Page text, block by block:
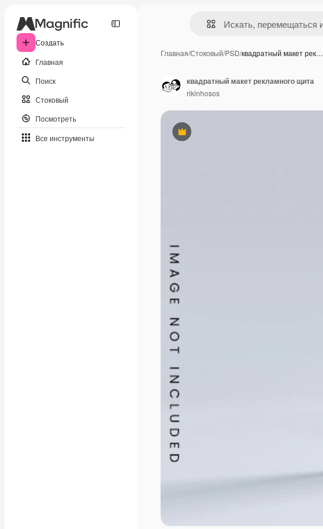
Создать
Главная
Поиск
Стоковый
Посмотреть
Все инструменты
Главная/Стоковый/PSD/квадратный макет рек…
Премиум
квадратный макет рекламного щита
rikinhosos